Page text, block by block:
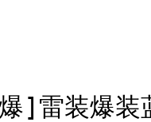
装爆装